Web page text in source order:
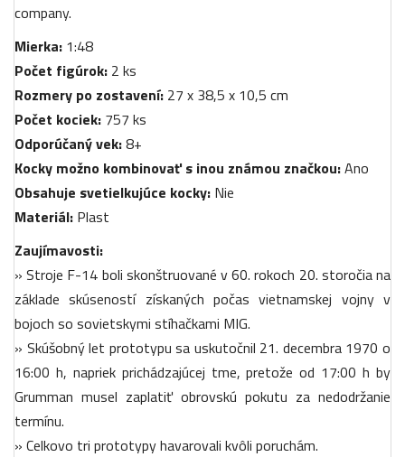
company.
Mierka: 1:48
Počet figúrok: 2 ks
Rozmery po zostavení: 27 x 38,5 x 10,5 cm
Počet kociek: 757 ks
Odporúčaný vek:8+
Kocky možno kombinovať s inou známou značkou:Ano
Obsahuje svetielkujúce kocky: Nie
Materiál: Plast
Zaujímavosti:
» Stroje F-14 boli skonštruované v 60. rokoch 20. storočia na
základe skúseností získaných počas vietnamskej vojny v
bojoch so sovietskymi stíhačkami MIG.
» Skúšobný let prototypu sa uskutočnil 21. decembra 1970 o
16:00 h, napriek prichádzajúcej tme, pretože od 17:00 h by
Grumman musel zaplatiť obrovskú pokutu za nedodržanie
termínu.
» Celkovo tri prototypy havarovali kvôli poruchám.